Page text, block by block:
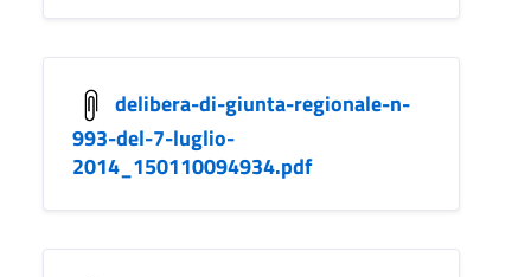
delibera-di-giunta-regionale-n-
993-del-7-luglio-
2014_150110094934.pdf